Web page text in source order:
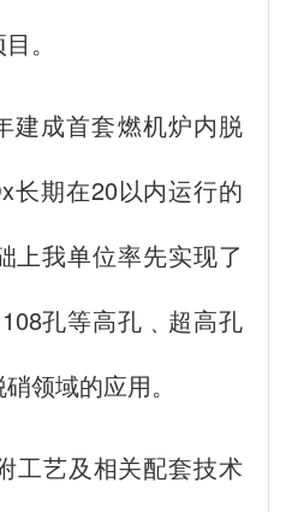
。
建成首套燃机炉内脱
长期在20以内运行的
上我单位率先实现了
孔等高孔﹑超高孔
领域的应用。
艺及相关配套技术